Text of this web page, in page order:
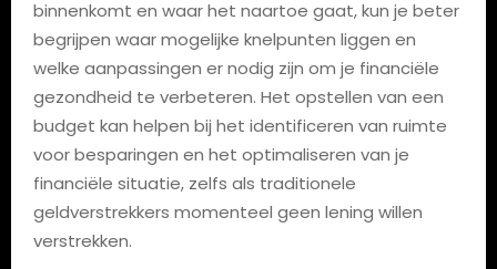
binnenkomt en waar het naartoe gaat, kun je beter
begrijpen waar mogelijke knelpunten liggen en
welke aanpassingen er nodig zijn om je financiële
gezondheid te verbeteren. Het opstellen van een
budget kan helpen bij het identificeren van ruimte
voor besparingen en het optimaliseren van je
financiële situatie, zelfs als traditionele
geldverstrekkers momenteel geen lening willen
verstrekken.